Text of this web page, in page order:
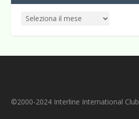
©2000-2024 Interline International Club